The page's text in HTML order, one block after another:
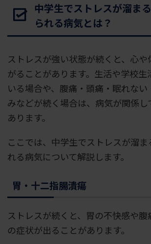
中学生でストレスが溜ま
られる病気とは？
ストレスが強い状態が続くと、心
がることがあります。生活や学校生
いる場合や、腹痛・頭痛・眠れな
みなどが続く場合は、病気が関係し
あります。
ここでは、中学生でストレスが溜
れる病気について解説します。
胃・十二指腸潰瘍
ストレスが続くと、胃の不快感や
の症状が出ることがあります。